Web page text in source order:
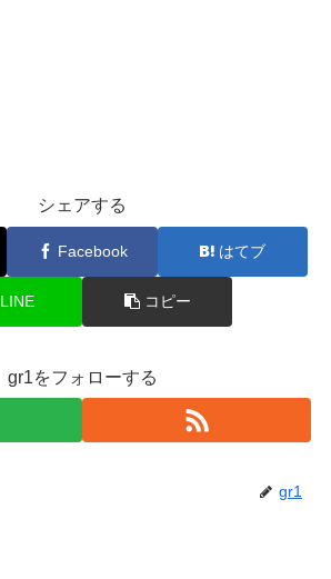
シェアする
Facebook はてブ
LINE コピー
gr1をフォローする
gr1